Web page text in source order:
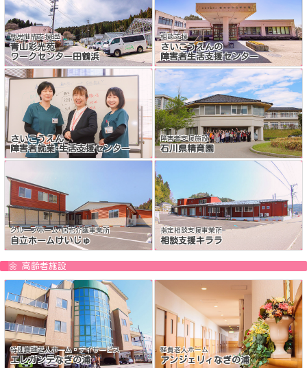
就労継続支援B型
青山彩光苑
ワークセンター田鶴浜
相談支援
さいこうえんの
障害者生活支援センター
さいこうえん
障害者就業･生活支援センター
障害者支援施設
石川県精育園
グループホーム･居宅介護事業所
自立ホームけいじゅ
指定相談支援事業所
相談支援キララ
🌼 高齢者施設
特別養護老人ホーム・デイサービス
エレガンテなぎの浦
軽費老人ホーム
アンジェリィなぎの浦